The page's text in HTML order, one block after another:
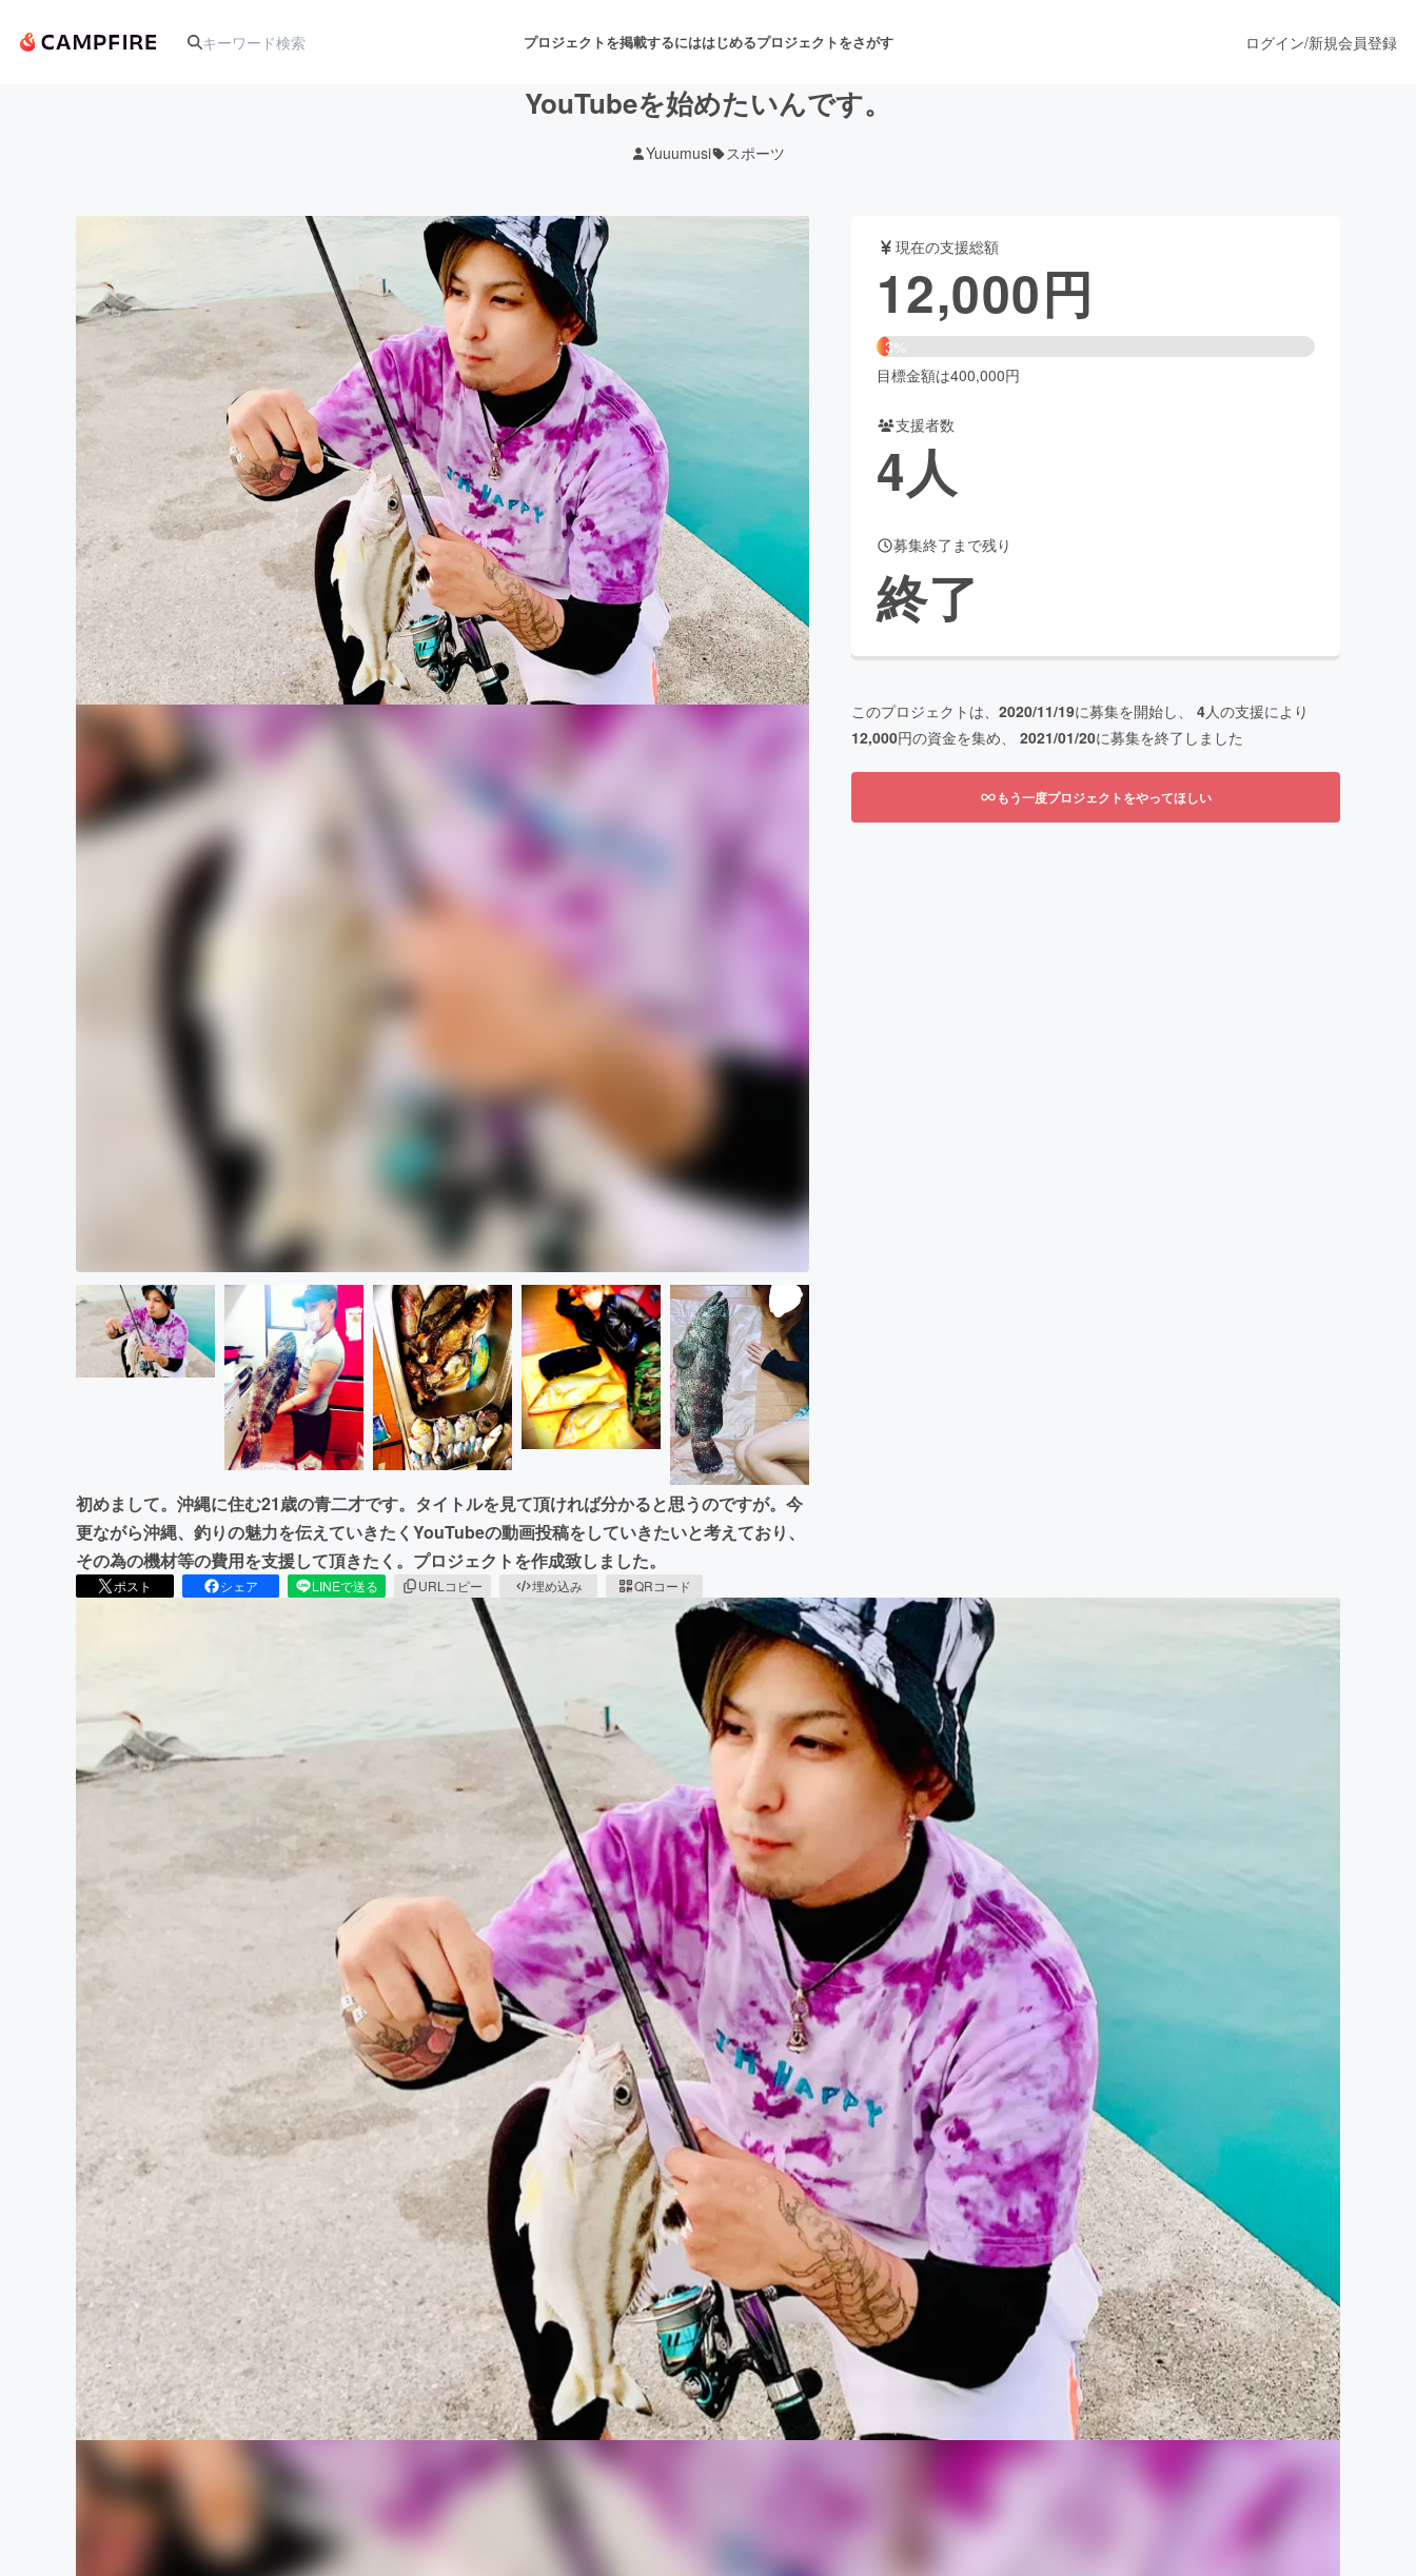
プロジェクトを掲載するにははじめるプロジェクトをさがす
音楽 舞台・パフォーマンス
テクノロジー・ガジェット ゲーム・サービス開発 ファッション
映像・映画 書籍・雑誌出版
ビジネス・起業 チャレンジ ビューティー・ヘルスケア
まちづくり・地域活性化
CAMPFIRE for Social GoodCAMPFIRE Creation
CAMPFIREふるさと納税machi-ya
ログイン/新規会員登録
YouTubeを始めたいんです。
Yuuumusi スポーツ
初めまして。沖縄に住む21歳の青二才です。タイトルを見て頂ければ分かると思うのですが。今
更ながら沖縄、釣りの魅力を伝えていきたくYouTubeの動画投稿をしていきたいと考えており、
その為の機材等の費用を支援して頂きたく。プロジェクトを作成致しました。
ポスト シェア LINEで送る URLコピー 埋め込み QRコード
現在の支援総額
12,000円
3%
目標金額は400,000円
支援者数
4人
募集終了まで残り
終了
このプロジェクトは、 2020/11/19に募集を開始し、 4人の支援により
12,000円の資金を集め、 2021/01/20に募集を終了しました
もう一度プロジェクトをやってほしい